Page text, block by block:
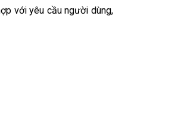
với yêu cầu người dùng,